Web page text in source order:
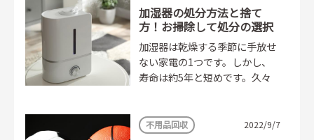
加湿器の処分方法と捨て
方！お掃除して処分の選択
肢を広げよう
加湿器は乾燥する季節に手放せ
ない家電の1つです。しかし、
寿命は約5年と短めです。久々
う。急に処分することになって
不用品回収 2022/9/7